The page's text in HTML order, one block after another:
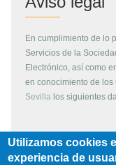
En cumplimiento de lo
Servicios de la
Electrónico, así como
en conocimiento de
Sevilla los siguientes
Copyright
Utilizamos cookies
experiencia de